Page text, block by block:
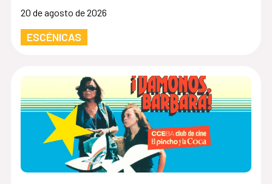
20 de agosto de 2026
ESCÉNICAS